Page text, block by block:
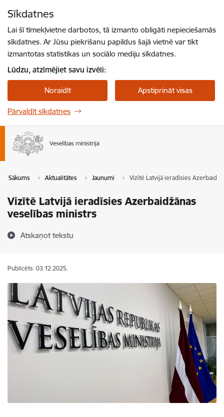
Sīkdatnes
Lai šī tīmekļvietne darbotos, tā izmanto obligāti nepieciešamās
sīkdatnes. Ar Jūsu piekrišanu papildus šajā vietnē var tikt
izmantotas statistikas un sociālo mediju sīkdatnes.
Lūdzu, atzīmējiet savu izvēli:
Noraidīt Apstiprināt visas
Pārvaldīt sīkdatnes
Sākums Aktualitātes Jaunumi Vizītē Latvijā ieradīsies
Vizītē Latvijā ieradīsies Azerbaidžānas
veselības ministrs
Atskaņot tekstu
Publicēts: 03.12.2025.